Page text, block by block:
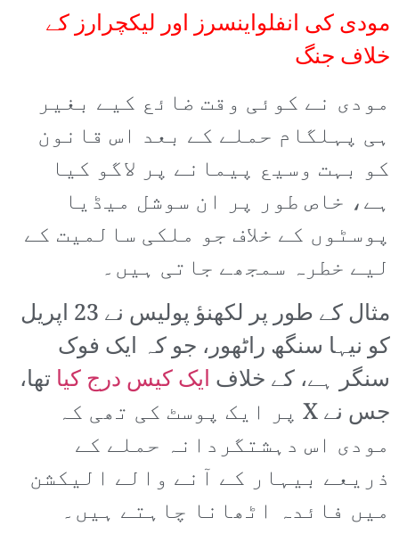
مودی کی انفلواینسرز اور لیکچرارز کے
خلاف جنگ
مودی نے کوئی وقت ضائع کیے بغیر
ہی پہلگام حملے کے بعد اس قانون
کو بہت وسیع پیمانے پر لاگو کیا
ہے، خاص طور پر ان سوشل میڈیا
پوسٹوں کے خلاف جو ملکی سالمیت کے
لیے خطرہ سمجھے جاتی ہیں۔
مثال کے طور پر لکھنؤ پولیس نے 23 اپریل
کو نیہا سنگھ راٹھور، جو کہ ایک فوک
سنگر ہے، کے خلاف ایک کیس درج کیا تھا،
جس نے X پر ایک پوسٹ کی تھی کہ
مودی اس دہشتگردانہ حملے کے
ذریعے بیہار کے آنے والے الیکشن
میں فائدہ اٹھانا چاہتے ہیں۔